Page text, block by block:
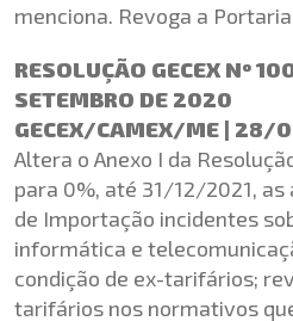
menciona. Revoga a
RESOLUÇÃO GECEX Nº
SETEMBRO DE 2020
GECEX/CAMEX/ME |
Altera o Anexo I da
para 0%, até 31/12/2021,
de Importação incidentes
informática e
condição de ex-tarifários;
tarifários nos normativos